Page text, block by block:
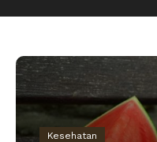
Kesehatan